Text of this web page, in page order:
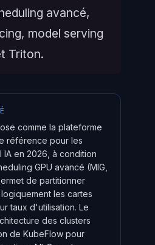
avancé,
model serving
Triton.
comme la plateforme
référence pour les
IA en 2026, à condition
GPU avancé (MIG,
de partitionner
les cartes
taux d'utilisation. Le
des clusters
de KubeFlow pour